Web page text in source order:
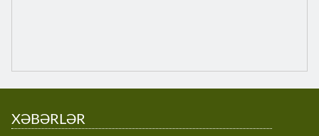
XƏBƏRLƏR